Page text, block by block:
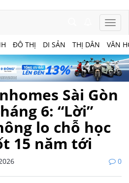
ĐÔ THỊ DI SẢN THỊ DÂN VĂN
Sài Gòn
6: “Lời”
lo chỗ học
15 năm tới
0